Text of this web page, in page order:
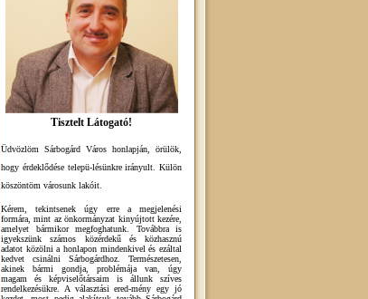
Tisztelt Látogató!
Üdvözlöm Sárbogárd Város honlapján, örülök,
hogy érdeklődése telepü-lésünkre irányult. Külön
köszöntöm városunk lakóit.
Kérem, tekintsenek úgy erre a megjelenési
formára, mint az önkormányzat kinyújtott kezére,
amelyet bármikor megfoghatunk. Továbbra is
igyekszünk számos közérdekű és közhasznú
adatot közölni a honlapon mindenkivel és ezáltal
kedvet csinálni Sárbogárdhoz. Természetesen,
akinek bármi gondja, problémája van, úgy
magam és képviselőtársaim is állunk szíves
rendelkezésükre. A választási ered-mény egy jó